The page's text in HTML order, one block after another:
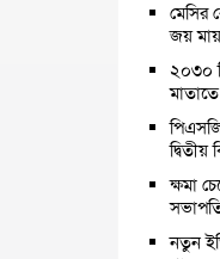
মেসির
জয়
২০৩০
ক্ষমা
নতুন